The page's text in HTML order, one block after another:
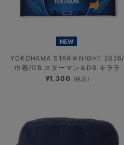
NEW
YOKOHAMA STAR☆NIGHT 2026/
巾着/DB.スターマン＆DB.キララ
¥1,300 (税込)